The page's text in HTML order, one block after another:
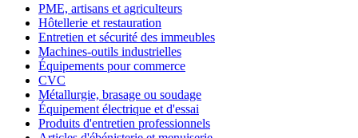
PME, artisans et agriculteurs
Hôtellerie et restauration
Entretien et sécurité des immeubles
Machines-outils industrielles
Équipements pour commerce
CVC
Métallurgie, brasage ou soudage
Équipement électrique et d'essai
Produits d'entretien professionnels